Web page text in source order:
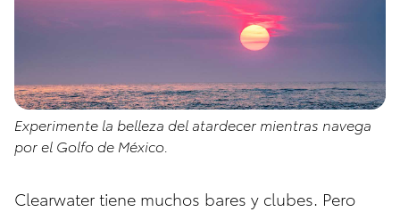
Experimente la belleza del atardecer mientras navega
por el Golfo de México.
Clearwater tiene muchos bares y clubes. Pero